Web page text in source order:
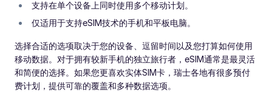
支持在单个设备上同时使用多个移动计划。
仅适用于支持eSIM技术的手机和平板电脑。
选择合适的选项取决于您的设备、逗留时间以及您打算如何使用
移动数据。对于拥有较新手机的独立旅行者，eSIM通常是最灵活
和简便的选择。如果您更喜欢实体SIM卡，瑞士各地有很多预付
费计划，提供可靠的覆盖和多种数据选项。